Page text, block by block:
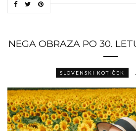
NEGA OBRAZA PO 30.
SLOVENSKI KOTIČEK